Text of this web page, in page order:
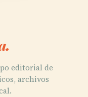
editorial de
archivos